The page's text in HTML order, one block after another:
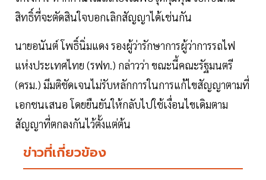
สิทธิ์ที่จะตัดสินใจบอกเลิกสัญญาได้เช่นกัน
นายอนันต์ โพธิ์นิ่มแดง รองผู้ว่ารักษาการผู้ว่าการรถไฟ
แห่งประเทศไทย (รฟท.) กล่าวว่า ขณะนี้คณะรัฐมนตรี
(ครม.) มีมติชัดเจนไม่รับหลักการในการแก้ไขสัญญาตามที่
เอกชนเสนอ โดยยืนยันให้กลับไปใช้เงื่อนไขเดิมตาม
สัญญาที่ตกลงกันไว้ตั้งแต่ต้น
ข่าวที่เกี่ยวข้อง